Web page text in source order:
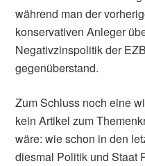
während man der
konservativen Anleger
Negativzinspolitik der
gegenüberstand.
Zum Schluss noch eine
kein Artikel zum
wäre: wie schon in den
diesmal Politik und Staat